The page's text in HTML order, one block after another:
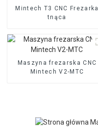
Mintech T3 CNC Frezarka
tnąca
Maszyna frezarska CNC
Mintech V2-MTC